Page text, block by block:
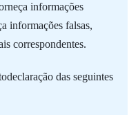
informações
informações falsas,
correspondentes.
das seguintes